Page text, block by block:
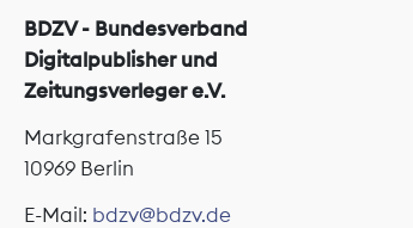
BDZV - Bundesverband
Digitalpublisher und
Zeitungsverleger e.V.
Markgrafenstraße 15
10969 Berlin
E-Mail: bdzv@bdzv.de